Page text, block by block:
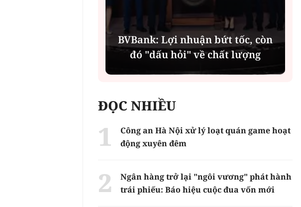
BVBank: Lợi nhuận bứt tốc, còn
đó "dấu hỏi" về chất lượng
ĐỌC NHIỀU
Công an Hà Nội xử lý loạt quán game hoạt
động xuyên đêm
Ngân hàng trở lại "ngôi vương" phát hành
trái phiếu: Báo hiệu cuộc đua vốn mới